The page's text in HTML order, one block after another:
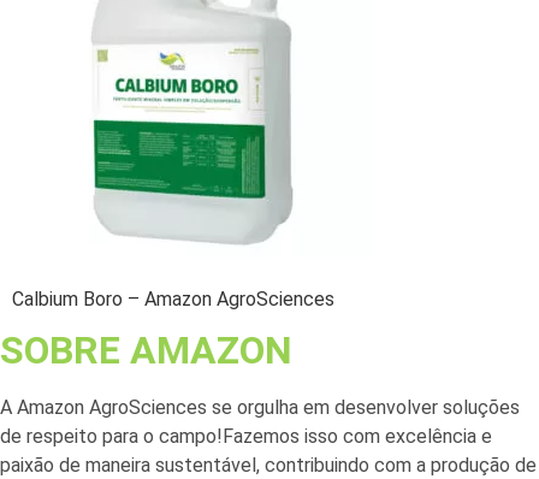
Calbium Boro – Amazon AgroSciences
SOBRE AMAZON
A Amazon AgroSciences se orgulha em desenvolver soluções
de respeito para o campo!Fazemos isso com excelência e
paixão de maneira sustentável, contribuindo com a produção de